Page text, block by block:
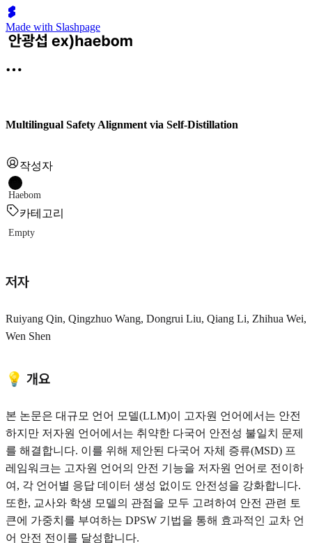
Made with Slashpage
Multilingual Safety Alignment via Self-Distillation
작성자
Haebom
카테고리
Empty
저자
Ruiyang Qin, Qingzhuo Wang, Dongrui Liu, Qiang Li, Zhihua Wei,
Wen Shen
💡 개요
본 논문은 대규모 언어 모델(LLM)이 고자원 언어에서는 안전
하지만 저자원 언어에서는 취약한 다국어 안전성 불일치 문제
를 해결합니다. 이를 위해 제안된 다국어 자체 증류(MSD) 프
레임워크는 고자원 언어의 안전 기능을 저자원 언어로 전이하
여, 각 언어별 응답 데이터 생성 없이도 안전성을 강화합니다.
또한, 교사와 학생 모델의 관점을 모두 고려하여 안전 관련 토
큰에 가중치를 부여하는 DPSW 기법을 통해 효과적인 교차 언
어 안전 전이를 달성합니다.